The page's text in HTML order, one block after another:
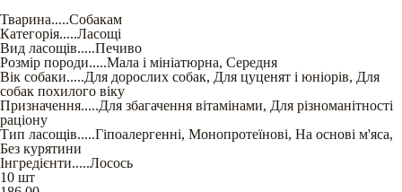
Тварина.....Собакам
Категорія.....Ласощі
Вид ласощів.....Печиво
Розмір породи.....Мала і мініатюрна, Середня
Вік собаки.....Для дорослих собак, Для цуценят і юніорів, Для
собак похилого віку
Призначення.....Для збагачення вітамінами, Для різноманітності
раціону
Тип ласощів.....Гіпоалергенні, Монопротеїнові, На основі м'яса,
Без курятини
Інгредієнти.....Лосось
10 шт